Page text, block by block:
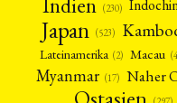
(230)
Japan (523)
Lateinamerika (2) Macau
Myanmar (17) Naher